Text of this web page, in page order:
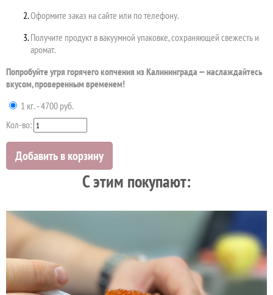
Оформите заказ на сайте или по телефону.
Получите продукт в вакуумной упаковке, сохраняющей свежесть и
аромат.
Попробуйте угря горячего копчения из Калининграда — наслаждайтесь
вкусом, проверенным временем!
1 кг. - 4700 руб.
Кол-во:
Добавить в корзину
C этим покупают: